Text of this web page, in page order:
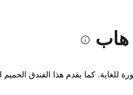
هاب
كينز والمصنفة 3 نجوم، هي حديثة ومتطورة للغاية.